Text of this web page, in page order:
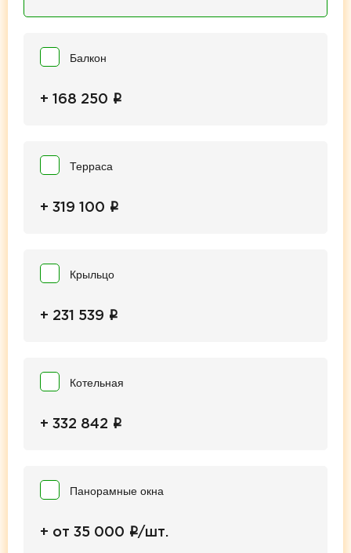
Балкон
+ 168 250 i
Терраса
+ 319 100 i
Крыльцо
+ 231 539 i
Котельная
+ 332 842 i
Панорамные окна
+ от 35 000 i/шт.